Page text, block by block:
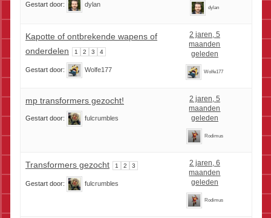
Gestart door: dylan dylan
Kapotte of ontbrekende wapens of
onderdelen
1 2 3 4
Gestart door: Wolfe177
2 jaren, 5
maanden
geleden
Wolfe177
mp transformers gezocht!
Gestart door: fulcrumbles
2 jaren, 5
maanden
geleden
Rodimus
Transformers gezocht 1 2 3
Gestart door: fulcrumbles
2 jaren, 6
maanden
geleden
Rodimus